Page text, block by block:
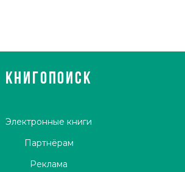
КНИГОПОИСК
Электронные книги
Партнёрам
Реклама